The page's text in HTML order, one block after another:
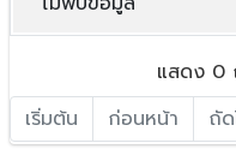
แสดง 0
เริ่มต้น
ก่อนหน้า ถั